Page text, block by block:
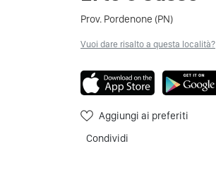
Prov. Pordenone (PN)
Vuoi dare risalto a questa località?
Aggiungi ai preferiti
Condividi